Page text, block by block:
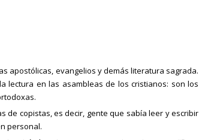
apostólicas, evangelios y demás literatura sagrada.
lectura en las asambleas de los cristianos: son los
de copistas, es decir, gente que sabía leer y escribir
personal.